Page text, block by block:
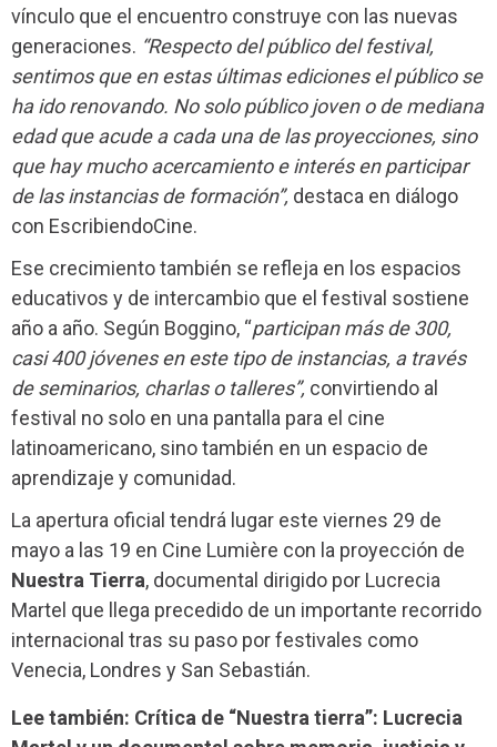
vínculo que el encuentro construye con las nuevas
generaciones. “Respecto del público del festival,
sentimos que en estas últimas ediciones el público se
ha ido renovando. No solo público joven o de mediana
edad que acude a cada una de las proyecciones, sino
que hay mucho acercamiento e interés en participar
de las instancias de formación”, destaca en diálogo
con EscribiendoCine.
Ese crecimiento también se refleja en los espacios
educativos y de intercambio que el festival sostiene
año a año. Según Boggino, “participan más de 300,
casi 400 jóvenes en este tipo de instancias, a través
de seminarios, charlas o talleres”, convirtiendo al
festival no solo en una pantalla para el cine
latinoamericano, sino también en un espacio de
aprendizaje y comunidad.
La apertura oficial tendrá lugar este viernes 29 de
mayo a las 19 en Cine Lumière con la proyección de
Nuestra Tierra, documental dirigido por Lucrecia
Martel que llega precedido de un importante recorrido
internacional tras su paso por festivales como
Venecia, Londres y San Sebastián.
Lee también: Crítica de “Nuestra tierra”: Lucrecia